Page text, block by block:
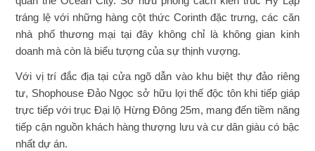
tráng lệ với những hàng cột thức Corinth đặc trưng, các căn
nhà phố thương mại tại đây không chỉ là không gian kinh
doanh mà còn là biểu tượng của sự thịnh vượng.
Với vị trí đắc địa tại cửa ngõ dẫn vào khu biệt thự đảo riêng
tư, Shophouse Đảo Ngọc sở hữu lợi thế độc tôn khi tiếp giáp
trực tiếp với trục Đại lộ Hừng Đông 25m, mang đến tiềm năng
tiếp cận nguồn khách hàng thượng lưu và cư dân giàu có bậc
nhất dự án.